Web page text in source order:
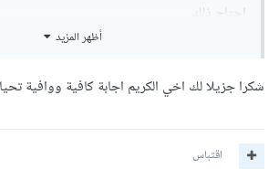
احتاج ذلك.
التعديلات قم بتغيير اسم المستخدم وكلمة
أظهر المزيد
شكرا جزيلا لك اخي الكريم اجابة كافية ووافية
اقتباس